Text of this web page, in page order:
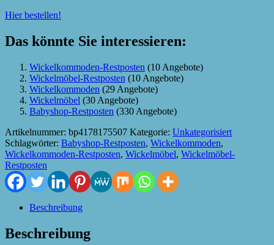
Hier bestellen!
Das könnte Sie interessieren:
Wickelkommoden-Restposten (10 Angebote)
Wickelmöbel-Restposten (10 Angebote)
Wickelkommoden (29 Angebote)
Wickelmöbel (30 Angebote)
Babyshop-Restposten (330 Angebote)
Artikelnummer: bp4178175507 Kategorie: Unkategorisiert
Schlagwörter: Babyshop-Restposten, Wickelkommoden,
Wickelkommoden-Restposten, Wickelmöbel, Wickelmöbel-
Restposten
Beschreibung
Beschreibung